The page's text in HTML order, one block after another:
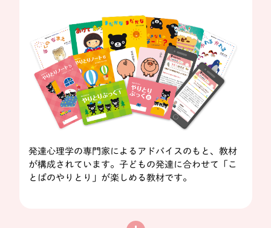
発達心理学の専門家によるアドバイスのもと、教材
が構成されています。子どもの発達に合わせて「こ
とばのやりとり」が楽しめる教材です。